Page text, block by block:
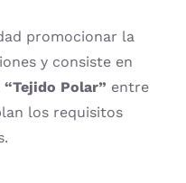
promocionar la
y consiste en
Polar” entre
los requisitos